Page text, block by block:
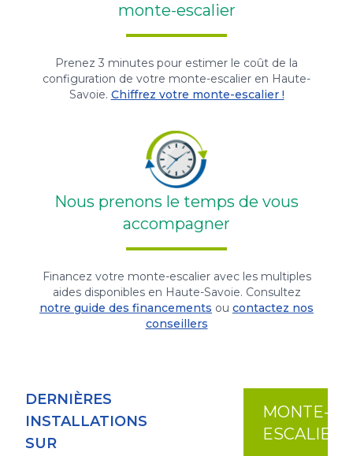
monte-escalier
Prenez 3 minutes pour estimer le coût de la
configuration de votre monte-escalier en Haute-
Savoie. Chiffrez votre monte-escalier !
Nous prenons le temps de vous
accompagner
Financez votre monte-escalier avec les multiples
aides disponibles en Haute-Savoie. Consultez
notre guide des financements ou contactez nos
conseillers
DERNIÈRES
INSTALLATIONS
SUR
MONTE-
ESCALIER